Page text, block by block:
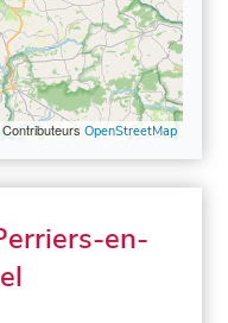
OpenStreetMap
en-